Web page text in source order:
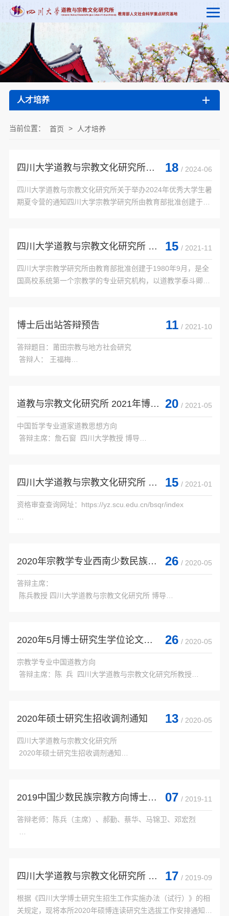
人才培养
当前位置： 首页 > 人才培养
四川大学道教与宗教文化研究所关于举办2024年优秀大学生暑期夏令营的通知 18 / 2024-06
四川大学道教与宗教文化研究所关于举办2024年优秀大学生暑
期夏令营的通知四川大学宗教学研究所由教育部批准创建于
个二级学科点招收硕士研究生和博士研究生。宗教学下设中国
道教、中国佛教、宗教学理论与当代宗教、中国少数民族宗
教、基督教五个专业方...
四川大学道教与宗教文化研究所 2022年普通招考博士研究生招生简章 15 / 2021-11
四川大学宗教学研究所由教育部批准创建于1980年9月，是全
国高校系统第一个宗教学的专业研究机构，以道教学泰斗卿希
博士后出站答辩预告 11 / 2021-10
答辩题目：莆田宗教与地方社会研究
答辩人： 王福梅
答辩委员：濮文起（陕西师范大学人文... 道教与宗教文化研究所 2021年博士研究生学位论文答辩会 20 / 2021-05
中国哲学专业道家道教思想方向
答辩主席：詹石窗  四川大学教授 博导
吕建福  四川...
四川大学道教与宗教文化研究所 2021年博士研究生报名资格审查结果查询 15 / 2021-01
资格审查查询网址：https://yz.scu.edu.cn/bsqr/index
2020年宗教学专业西南少数民族宗教方向博士学位论文答辩会 26 / 2020-05
答辩主席：
陈兵教授 四川大学道教与宗教文化研究所 博导
蔡华教授 西南民族大学 博导
马锦卫教授 西南民族大学 博导
邓宏烈教授 四川大学
2020年5月博士研究生学位论文答辩会 26 / 2020-05
宗教学专业中国道教方向
答辩主席：陈  兵  四川大学道教与宗教文化研究所教授
2020年硕士研究生招收调剂通知 13 / 2020-05
四川大学道教与宗教文化研究所
2020年硕士研究生招收调剂通知
2019中国少数民族宗教方向博士答辩 07 / 2019-11
答辩老师：陈兵（主席）、郝勤、蔡华、马锦卫、邓宏烈
时间：2019年11月12日 下午七点三十分
四川大学道教与宗教文化研究所 关于2020年硕博连读研究生选拔的通知 17 / 2019-09
根据《四川大学博士研究生招生工作实施办法（试行）》的相
关规定，现将本所2020年硕博连读研究生选拔工作安排通知如